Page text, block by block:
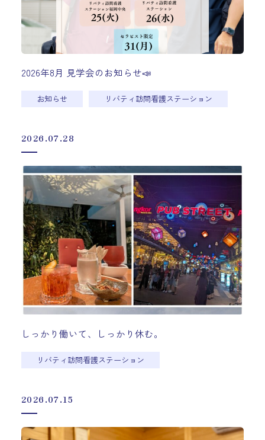
2026年8月 見学会のお知らせ📣
お知らせ リバティ訪問看護ステーション
2026.07.28
しっかり働いて、しっかり休む。
リバティ訪問看護ステーション
2026.07.15